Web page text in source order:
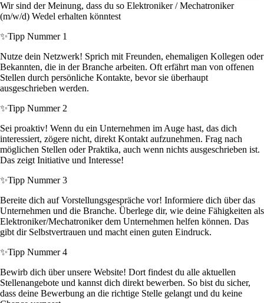
Wir sind der Meinung, dass du so Elektroniker / Mechatroniker
(m/w/d) Wedel erhalten könntest
✨Tipp Nummer 1
Nutze dein Netzwerk! Sprich mit Freunden, ehemaligen Kollegen oder
Bekannten, die in der Branche arbeiten. Oft erfährt man von offenen
Stellen durch persönliche Kontakte, bevor sie überhaupt
ausgeschrieben werden.
✨Tipp Nummer 2
Sei proaktiv! Wenn du ein Unternehmen im Auge hast, das dich
interessiert, zögere nicht, direkt Kontakt aufzunehmen. Frag nach
möglichen Stellen oder Praktika, auch wenn nichts ausgeschrieben ist.
Das zeigt Initiative und Interesse!
✨Tipp Nummer 3
Bereite dich auf Vorstellungsgespräche vor! Informiere dich über das
Unternehmen und die Branche. Überlege dir, wie deine Fähigkeiten als
Elektroniker/Mechatroniker dem Unternehmen helfen können. Das
gibt dir Selbstvertrauen und macht einen guten Eindruck.
✨Tipp Nummer 4
Bewirb dich über unsere Website! Dort findest du alle aktuellen
Stellenangebote und kannst dich direkt bewerben. So bist du sicher,
dass deine Bewerbung an die richtige Stelle gelangt und du keine